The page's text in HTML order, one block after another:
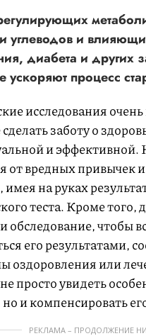
углеводов и
диабета и других
ускоряют процесс
исследования
заботу о
и
от вредных привычек
на руках
теста. Кроме того,
обследование, чтобы
его результатами,
оздоровления или
просто увидеть
и компенсировать
РЕКЛАМА – ПРОДОЛЖЕНИЕ